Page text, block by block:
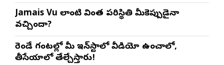
Jamais Vu లాంటి వింత పరిస్థితి మీకెప్పుడైనా
వచ్చిందా?
రెండే గంటల్లో మీ ఇన్‌స్టాలో వీడియో ఉంచాలో,
తీసేయాలో తేల్చేస్తారు!